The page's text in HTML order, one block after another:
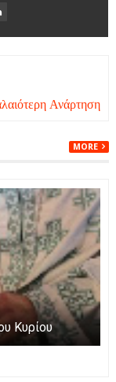
Ανάρτηση
MORE
Κυρίου